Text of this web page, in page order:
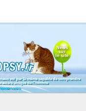
News
sur
le site
est par là même capable de comprendre
unique de l'homme
Lorenz